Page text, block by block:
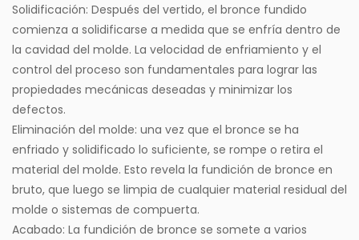
Solidificación: Después del vertido, el bronce fundido
comienza a solidificarse a medida que se enfría dentro de
la cavidad del molde. La velocidad de enfriamiento y el
control del proceso son fundamentales para lograr las
propiedades mecánicas deseadas y minimizar los
defectos.
Eliminación del molde: una vez que el bronce se ha
enfriado y solidificado lo suficiente, se rompe o retira el
material del molde. Esto revela la fundición de bronce en
bruto, que luego se limpia de cualquier material residual del
molde o sistemas de compuerta.
Acabado: La fundición de bronce se somete a varios